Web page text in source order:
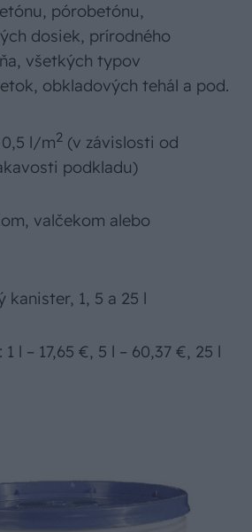
pórobetónu,
dosiek, prírodného
všetkých typov
obkladových tehál a pod.
0,5 l/m2 (v závislosti od
podkladu)
valčekom alebo
kanister, 1, 5 a 25 l
l – 17,65 €, 5 l – 60,37 €, 25 l